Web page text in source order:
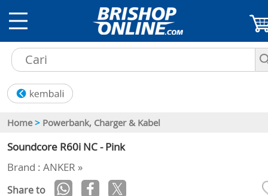
Home > Powerbank, Charger & Kabel
Soundcore R60i NC - Pink
Brand : ANKER »
Share to